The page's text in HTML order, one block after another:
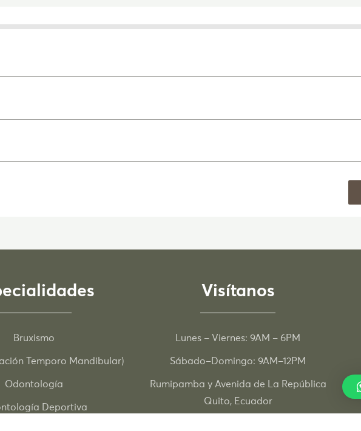
Bruxismo
Temporo Mandibular)
Odontología
Deportiva
Visítanos
Lunes – Viernes: 9AM – 6PM
Sábado–Domingo: 9AM–12PM
Rumipamba y Avenida de La República
Quito, Ecuador